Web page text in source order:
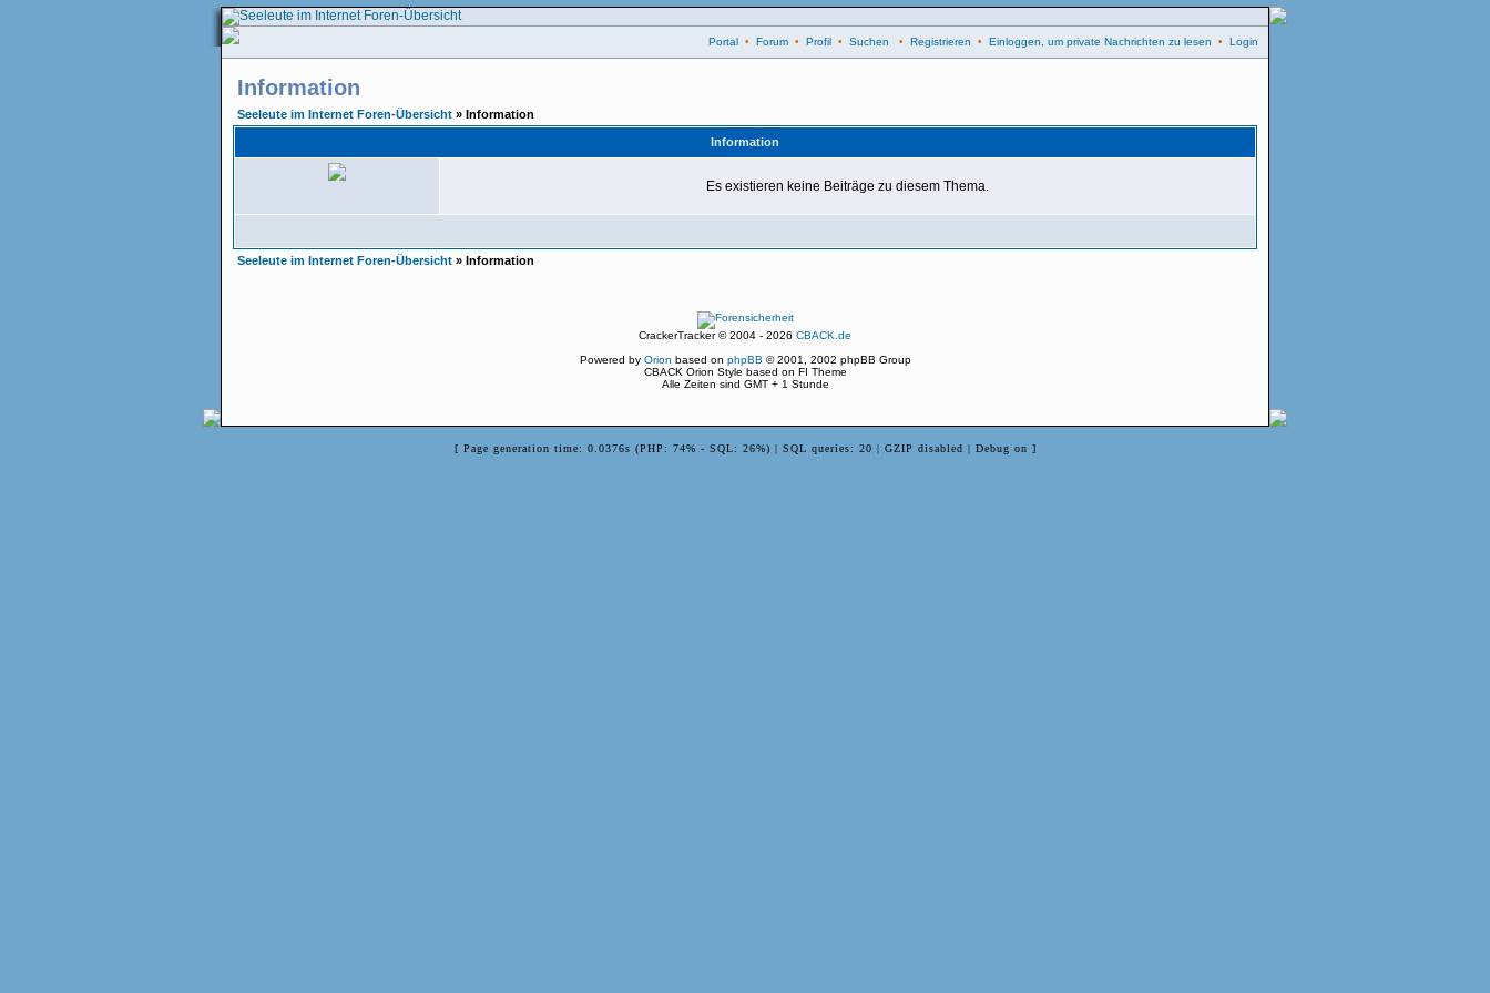
Portal • Forum • Profil • Suchen • Registrieren • Einloggen, um private Nachrichten zu lesen • Login
Information
Seeleute im Internet Foren-Übersicht » Information
Information
Es existieren keine Beiträge zu diesem Thema.
Seeleute im Internet Foren-Übersicht » Information
CrackerTracker © 2004 - 2026 CBACK.de
Powered by Orion based on phpBB © 2001, 2002 phpBB Group
CBACK Orion Style based on FI Theme
Alle Zeiten sind GMT + 1 Stunde
[ Page generation time: 0.0376s (PHP: 74% - SQL: 26%) | SQL queries: 20 | GZIP disabled | Debug on ]